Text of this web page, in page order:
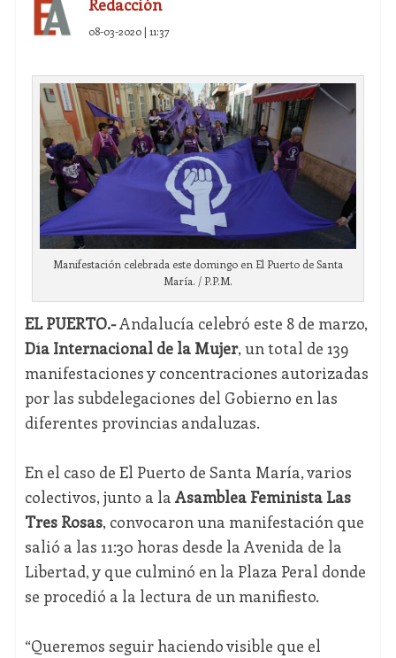
Redacción
08-03-2020 | 11:37
Manifestación celebrada este domingo en El Puerto de Santa
María. / P.P.M.
EL PUERTO.-Andalucía celebró este 8 de marzo,
Día Internacional de la Mujer, un total de 139
manifestaciones y concentraciones autorizadas
por las subdelegaciones del Gobierno en las
diferentes provincias andaluzas.
En el caso de El Puerto de Santa María, varios
colectivos, junto a la Asamblea Feminista Las
Tres Rosas, convocaron una manifestación que
salió a las 11:30 horas desde la Avenida de la
Libertad, y que culminó en la Plaza Peral donde
se procedió a la lectura de un manifiesto.
“Queremos seguir haciendo visible que el